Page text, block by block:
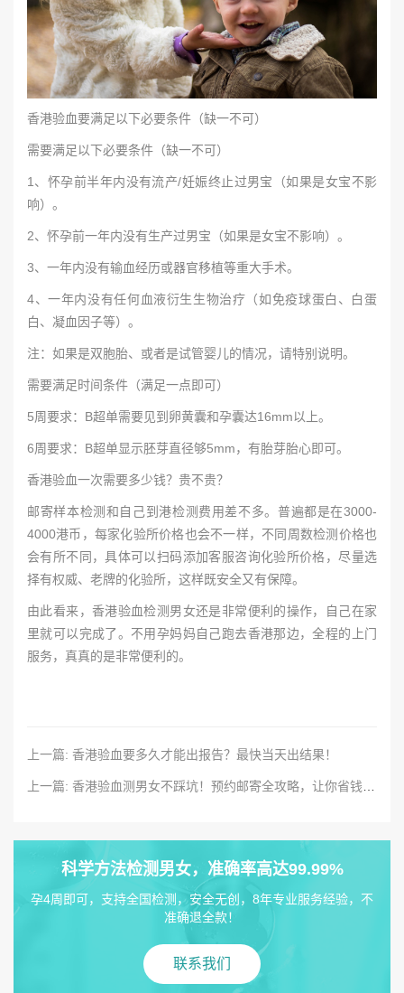
香港验血要满足以下必要条件（缺一不可）
需要满足以下必要条件（缺一不可）
1、怀孕前半年内没有流产/妊娠终止过男宝（如果是女宝不影
响）。
2、怀孕前一年内没有生产过男宝（如果是女宝不影响）。
3、一年内没有输血经历或器官移植等重大手术。
4、一年内没有任何血液衍生生物治疗（如免疫球蛋白、白蛋
白、凝血因子等）。
注：如果是双胞胎、或者是试管婴儿的情况，请特别说明。
需要满足时间条件（满足一点即可）
5周要求：B超单需要见到卵黄囊和孕囊达16mm以上。
6周要求：B超单显示胚芽直径够5mm，有胎芽胎心即可。
香港验血一次需要多少钱？贵不贵？
邮寄样本检测和自己到港检测费用差不多。普遍都是在3000-
4000港币，每家化验所价格也会不一样，不同周数检测价格也
会有所不同，具体可以扫码添加客服咨询化验所价格，尽量选
择有权威、老牌的化验所，这样既安全又有保障。
由此看来，香港验血检测男女还是非常便利的操作，自己在家
里就可以完成了。不用孕妈妈自己跑去香港那边，全程的上门
服务，真真的是非常便利的。
上一篇: 香港验血要多久才能出报告？最快当天出结果！
上一篇: 香港验血测男女不踩坑！预约邮寄全攻略，让你省钱又省力
科学方法检测男女，准确率高达99.99%
孕4周即可，支持全国检测，安全无创，8年专业服务经验，不
准确退全款！
联系我们